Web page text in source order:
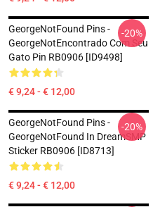
GeorgeNotFound Pins -
GeorgeNotEncontrado Com Seu
Gato Pin RB0906 [ID9498]
€ 9,24 - € 12,00
-20%
GeorgeNotFound Pins -
GeorgeNotFound In DreamSMP
Sticker RB0906 [ID8713]
€ 9,24 - € 12,00
-20%